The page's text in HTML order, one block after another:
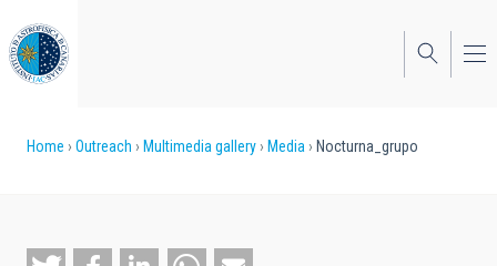
to
main
content
Breadcrumb
Home Outreach Multimedia gallery Media Nocturna_grupo